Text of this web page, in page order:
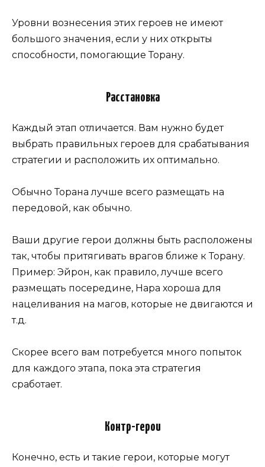
Уровни вознесения этих героев не имеют
большого значения, если у них открыты
способности, помогающие Торану.
Расстановка
Каждый этап отличается. Вам нужно будет
выбрать правильных героев для срабатывания
стратегии и расположить их оптимально.
Обычно Торана лучше всего размещать на
передовой, как обычно.
Ваши другие герои должны быть расположены
так, чтобы притягивать врагов ближе к Торану.
Пример: Эйрон, как правило, лучше всего
размещать посередине, Нара хороша для
нацеливания на магов, которые не двигаются и
т.д.
Скорее всего вам потребуется много попыток
для каждого этапа, пока эта стратегия
сработает.
Контр-герои
Конечно, есть и такие герои, которые могут